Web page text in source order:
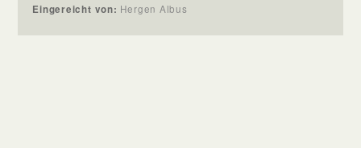
Eingereicht von: Hergen Albus